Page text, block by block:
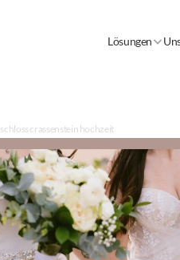
Lösungen
schloss crassenstein hochzeit